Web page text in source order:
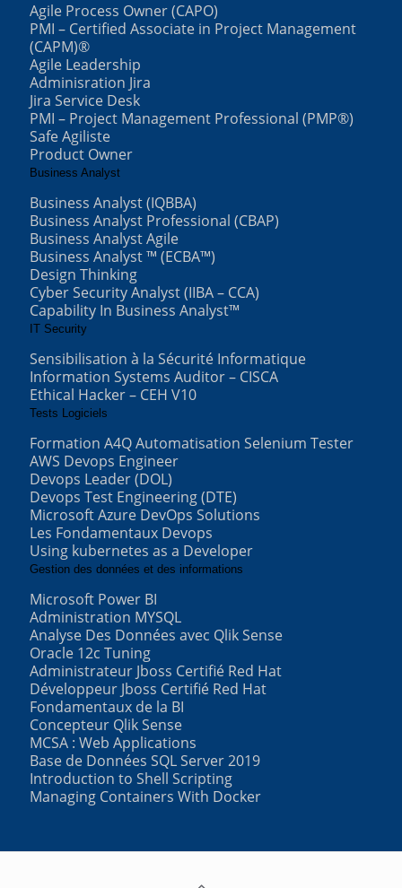
Agile Process Owner (CAPO)
PMI – Certified Associate in Project Management
(CAPM)®
Agile Leadership
Adminisration Jira
Jira Service Desk
PMI – Project Management Professional (PMP®)
Safe Agiliste
Product Owner
Business Analyst
Business Analyst (IQBBA)
Business Analyst Professional (CBAP)
Business Analyst Agile
Business Analyst ™ (ECBA™)
Design Thinking
Cyber Security Analyst (IIBA – CCA)
Capability In Business Analyst™
IT Security
Sensibilisation à la Sécurité Informatique
Information Systems Auditor – CISCA
Ethical Hacker – CEH V10
Tests Logiciels
Formation A4Q Automatisation Selenium Tester
AWS Devops Engineer
Devops Leader (DOL)
Devops Test Engineering (DTE)
Microsoft Azure DevOps Solutions
Les Fondamentaux Devops
Using kubernetes as a Developer
Gestion des données et des informations
Microsoft Power BI
Administration MYSQL
Analyse Des Données avec Qlik Sense
Oracle 12c Tuning
Administrateur Jboss Certifié Red Hat
Développeur Jboss Certifié Red Hat
Fondamentaux de la BI
Concepteur Qlik Sense
MCSA : Web Applications
Base de Données SQL Server 2019
Introduction to Shell Scripting
Managing Containers With Docker